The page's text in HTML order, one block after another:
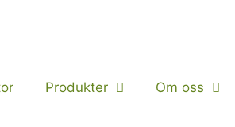
Produkter Om oss